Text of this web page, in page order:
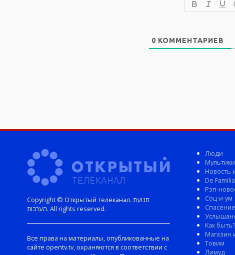
0 КОММЕНТАРИЕВ
Copyright © Открытый телеканал. תנועת
הערבות. All rights reserved.
Все права на материалы, опубликованные на
сайте opentv.tv, охраняются в соответствии с
Люди
Мультики
Новость
De Familia
Рэп-
Соц-и-ум
Как быть?
Магазин
Товим
Лимуд